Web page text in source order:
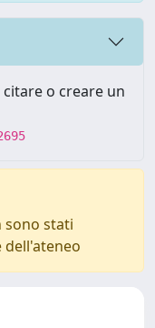
o creare un
sono stati